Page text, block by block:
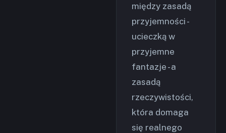
między zasadą
przyjemności -
ucieczką w
przyjemne
fantazje - a
zasadą
rzeczywistości,
która domaga
się realnego